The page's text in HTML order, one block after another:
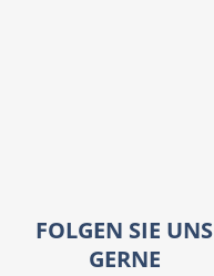
FOLGEN SIE UNS
GERNE